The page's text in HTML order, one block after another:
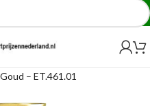
– ET.461.01